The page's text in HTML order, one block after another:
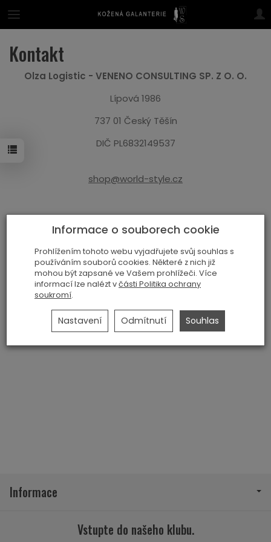
Kontakt
Olza Logistic - VENENO CONSULTING SP. Z O. O.
Lípová 1986
737 01 Český Těšín
DIČ PL6832149537
shop@world-style.cz
Ústředí:
VENENO CONSULTING SP. Z O. O.
Węgrzce Wielkie 1312, 32-002 Węgrzce Wielkie
Informace
Vstupte do našeho klubu.
Informace o souborech cookie
Prohlížením tohoto webu vyjadřujete svůj souhlas s
používáním souborů cookies. Některé z nich již
mohou být zapsané ve Vašem prohlížeči. Více
informací lze nalézt včásti Politika ochrany
soukromí.
Nastavení Odmítnutí Souhlas